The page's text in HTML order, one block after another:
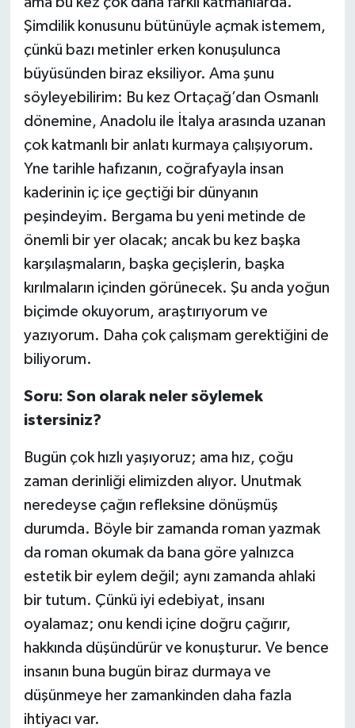
Şimdilik konusunu bütünüyle açmak istemem,
çünkü bazı metinler erken konuşulunca
büyüsünden biraz eksiliyor. Ama şunu
söyleyebilirim: Bu kez Ortaçağ’dan Osmanlı
dönemine, Anadolu ile İtalya arasında uzanan
çok katmanlı bir anlatı kurmaya çalışıyorum.
Yne tarihle hafızanın, coğrafyayla insan
kaderinin iç içe geçtiği bir dünyanın
peşindeyim. Bergama bu yeni metinde de
önemli bir yer olacak; ancak bu kez başka
karşılaşmaların, başka geçişlerin, başka
kırılmaların içinden görünecek. Şu anda yoğun
biçimde okuyorum, araştırıyorum ve
yazıyorum. Daha çok çalışmam gerektiğini de
biliyorum.
Soru: Son olarak neler söylemek
istersiniz?
Bugün çok hızlı yaşıyoruz; ama hız, çoğu
zaman derinliği elimizden alıyor. Unutmak
neredeyse çağın refleksine dönüşmüş
durumda. Böyle bir zamanda roman yazmak
da roman okumak da bana göre yalnızca
estetik bir eylem değil; aynı zamanda ahlaki
bir tutum. Çünkü iyi edebiyat, insanı
oyalamaz; onu kendi içine doğru çağırır,
hakkında düşündürür ve konuşturur. Ve bence
insanın buna bugün biraz durmaya ve
düşünmeye her zamankinden daha fazla
ihtiyacı var.